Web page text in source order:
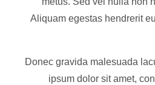
Aliquam egestas hendrerit
Donec gravida malesuada
ipsum dolor sit amet,